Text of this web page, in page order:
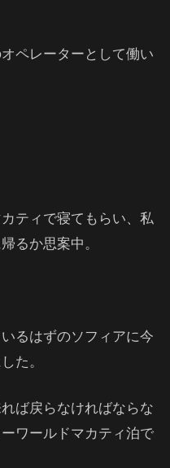
ペレーターとして働い
ティで寝てもらい、私
るか思案中。
るはずのソフィアに今
た。
ば戻らなければならな
ワールドマカティ泊で